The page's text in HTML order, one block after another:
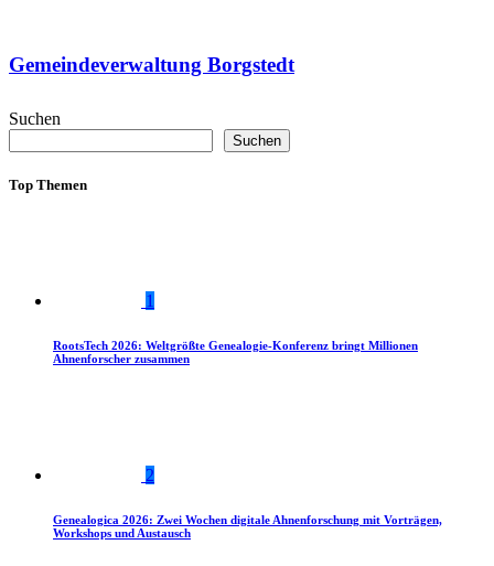
Gemeindeverwaltung Borgstedt
Suchen
Suchen
Top Themen
1
RootsTech 2026: Weltgrößte Genealogie-Konferenz bringt Millionen
Ahnenforscher zusammen
2
Genealogica 2026: Zwei Wochen digitale Ahnenforschung mit Vorträgen,
Workshops und Austausch